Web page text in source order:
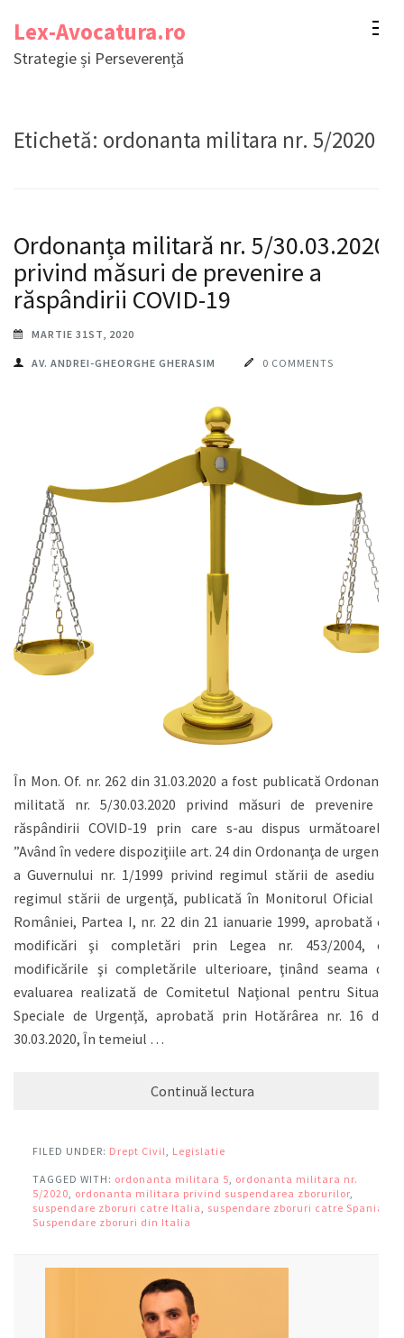
conținut
Lex-Avocatura.ro
Strategie și Perseverență
Etichetă: ordonanta militara nr. 5/2020
Ordonanța militară nr. 5/30.03.2020
privind măsuri de prevenire a
răspândirii COVID-19
MARTIE 31ST, 2020
AV. ANDREI-GHEORGHE GHERASIM 0 COMMENTS
În Mon. Of. nr. 262 din 31.03.2020 a fost publicată Ordonanța
militată nr. 5/30.03.2020 privind măsuri de prevenire a
răspândirii COVID-19 prin care s-au dispus următoarele:
”Având în vedere dispoziţiile art. 24 din Ordonanţa de urgenţă
a Guvernului nr. 1/1999 privind regimul stării de asediu şi
regimul stării de urgenţă, publicată în Monitorul Oficial al
României, Partea I, nr. 22 din 21 ianuarie 1999, aprobată cu
modificări şi completări prin Legea nr. 453/2004, cu
modificările şi completările ulterioare, ţinând seama de
evaluarea realizată de Comitetul Naţional pentru Situaţii
Speciale de Urgenţă, aprobată prin Hotărârea nr. 16 din
30.03.2020, În temeiul …
Continuă lectura
FILED UNDER: Drept Civil Legislatie
TAGGED WITH: ordonanta militara 5 ordonanta militara nr.
5/2020 ordonanta militara privind suspendarea zborurilor
suspendare zboruri catre Italia
suspendare zboruri catre Spania
Suspendare zboruri din Italia